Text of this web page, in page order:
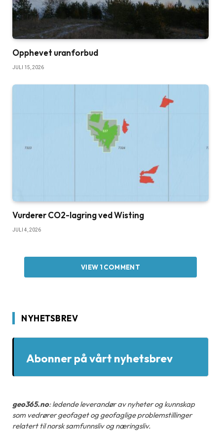
Opphevet uranforbud
JULI 15, 2026
Vurderer CO2-lagring ved Wisting
JULI 4, 2026
VIEW 1 COMMENT
NYHETSBREV
Abonner på vårt nyhetsbrev
geo365.no: ledende leverandør av nyheter og kunnskap
som vedrører geofaget og geofaglige problemstillinger
relatert til norsk samfunnsliv og næringsliv.